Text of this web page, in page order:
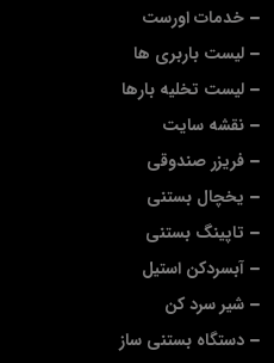
خدمات اورست
لیست باربری ها
لیست تخلیه بارها
نقشه سایت
فریزر صندوقی
یخچال بستنی
تاپینگ بستنی
آبسردکن استیل
شیر سرد کن
دستگاه بستنی ساز